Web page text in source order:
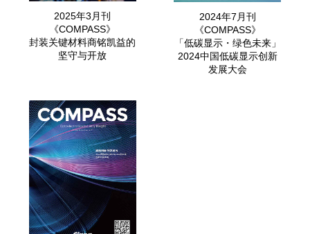
2025年3月刊
《COMPASS》
封装关键材料商铭凯益的
坚守与开放
2024年7月刊
《COMPASS》
「低碳显示・绿色未来」
2024中国低碳显示创新
发展大会